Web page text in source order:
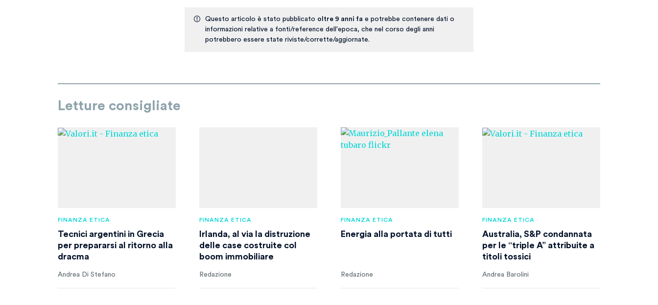
Questo articolo è stato pubblicato oltre 9 anni fa e potrebbe contenere dati o
informazioni relative a fonti/reference dell'epoca, che nel corso degli anni
potrebbero essere state riviste/corrette/aggiornate.
Letture consigliate
FINANZA ETICA
Tecnici argentini in Grecia
per prepararsi al ritorno alla
dracma
Andrea Di Stefano
FINANZA ETICA
Irlanda, al via la distruzione
delle case costruite col
boom immobiliare
Redazione
FINANZA ETICA
Energia alla portata di tutti
Redazione
FINANZA ETICA
Australia, S&P condannata
per le “triple A” attribuite a
titoli tossici
Andrea Barolini